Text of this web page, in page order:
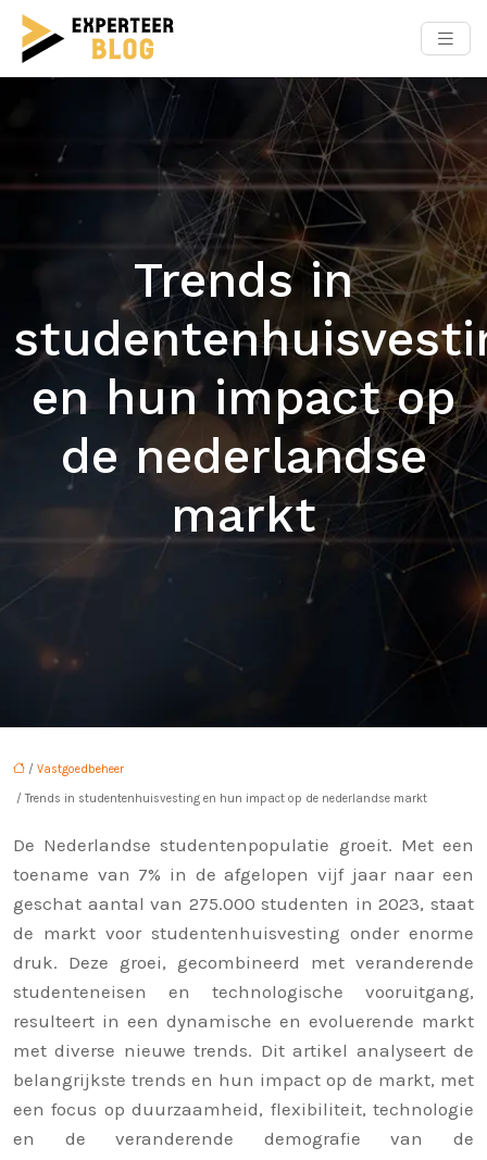
Trends in
en hun impact op
de nederlandse
markt
/ Vastgoedbeheer
/ Trends in studentenhuisvesting en hun impact op de nederlandse markt
De Nederlandse studentenpopulatie groeit. Met een
toename van 7% in de afgelopen vijf jaar naar een
geschat aantal van 275.000 studenten in 2023, staat
de markt voor studentenhuisvesting onder enorme
druk. Deze groei, gecombineerd met veranderende
studenteneisen en technologische vooruitgang,
resulteert in een dynamische en evoluerende markt
met diverse nieuwe trends. Dit artikel analyseert de
belangrijkste trends en hun impact op de markt, met
een focus op duurzaamheid, flexibiliteit, technologie
en de veranderende demografie van de